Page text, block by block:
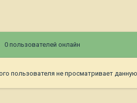
0 пользователей онлайн
пользователя не просматривает